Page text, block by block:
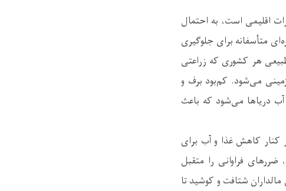
اقلیمی است، به احتمال
متأسفانه برای جلوگیری
هر کشوری که زراعتی
می‌شود. کم‌بود برف و
دریاها می‌شود که باعث
در کنار کاهش غذا و آب برای
فراوانی را متقبل
مالداران شتافت و کوشید تا